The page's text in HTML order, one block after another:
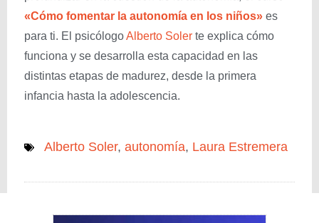
«Cómo fomentar la autonomía en los niños» es
para ti. El psicólogoAlberto Soler te explica cómo
funciona y se desarrolla esta capacidad en las
distintas etapas de madurez, desde la primera
infancia hasta la adolescencia.
Alberto Soler, autonomía, Laura Estremera